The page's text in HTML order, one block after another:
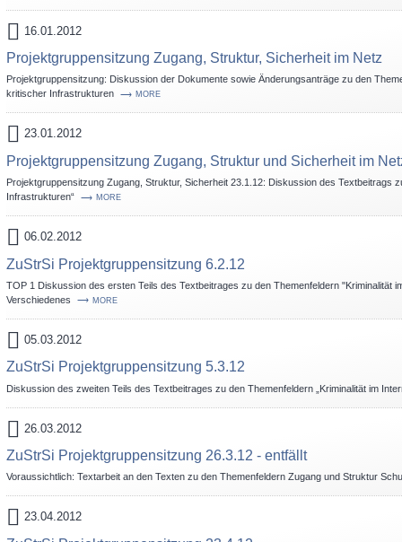
16.01.2012
Projektgruppensitzung Zugang, Struktur, Sicherheit im Netz
Projektgruppensitzung: Diskussion der Dokumente sowie Änderungsanträge zu den
kritischer Infrastrukturen
MORE
23.01.2012
Projektgruppensitzung Zugang, Struktur und Sicherheit im
Projektgruppensitzung Zugang, Struktur, Sicherheit 23.1.12: Diskussion des Textbeitrags
Infrastrukturen“
MORE
06.02.2012
ZuStrSi Projektgruppensitzung 6.2.12
TOP 1 Diskussion des ersten Teils des Textbeitrages zu den Themenfeldern "Kriminalität
Verschiedenes
MORE
05.03.2012
ZuStrSi Projektgruppensitzung 5.3.12
Diskussion des zweiten Teils des Textbeitrages zu den Themenfeldern „Kriminalität im
26.03.2012
ZuStrSi Projektgruppensitzung 26.3.12 - entfällt
Voraussichtlich: Textarbeit an den Texten zu den Themenfeldern Zugang und Struktur
23.04.2012